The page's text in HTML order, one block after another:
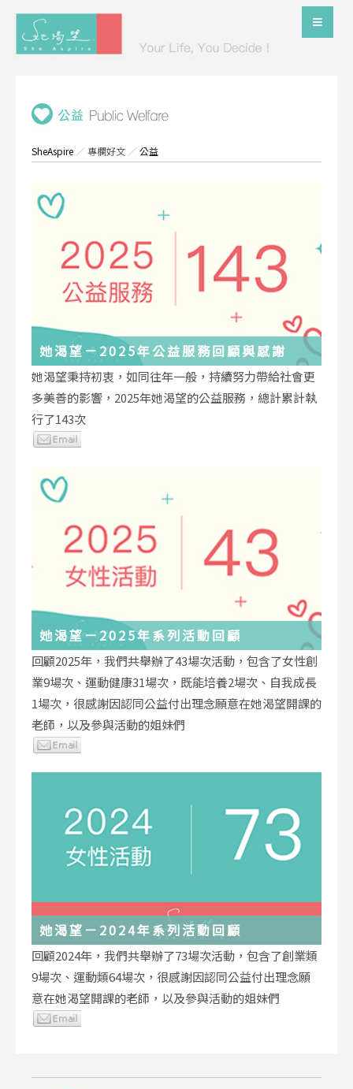
SheAspire ／專欄好文 ／公益
她渴望－2025年公益服務回顧與感謝
她渴望秉持初衷，如同往年一般，持續努力帶給社會更
多美善的影響，2025年她渴望的公益服務，總計累計執
行了143次
她渴望－2025年系列活動回顧
回顧2025年，我們共舉辦了43場次活動，包含了女性創
業9場次、運動健康31場次，既能培養2場次、自我成長
1場次，很感謝因認同公益付出理念願意在她渴望開課的
老師，以及參與活動的姐妹們
她渴望－2024年系列活動回顧
回顧2024年，我們共舉辦了73場次活動，包含了創業類
9場次、運動類64場次，很感謝因認同公益付出理念願
意在她渴望開課的老師，以及參與活動的姐妹們